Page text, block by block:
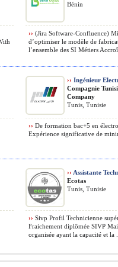
Bénin
›› (Jira Software-Confluence)
d’optimiser le modèle de
l’ensemble des SI Métiers
›› Ingénieur
Compagnie
Company
Tunis, Tunisie
›› De formation bac+5 en
Expérience significative de
›› Assistante
Ecotas
Tunis, Tunisie
›› Sivp Profil Technicienne
Fraichement diplômée SIVP
organisée ayant la capacité et la ...